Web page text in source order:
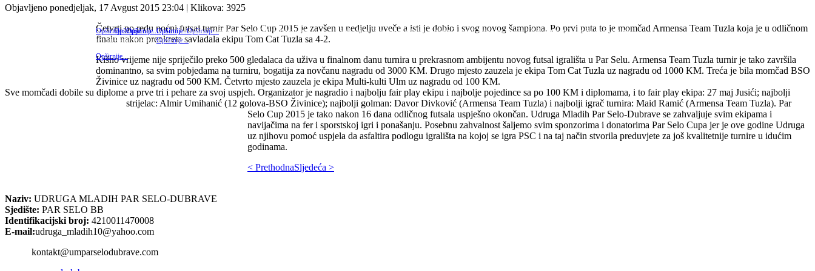
Sv. Nikola je svetac katoličke i pravoslavne crkve, između ostalog zaštitnik djece i pomoraca. Na dan Sv. Nikole sva djeca su zadovoljna i vesela jer ih on posjećuje i dariva raznim slatkim poklončićima...
Opširnije...
Jedna lijepa vijest dolazi iz naše lokalne zajednice. Naime, danas je u prostorijama MZ Par Selo, održana Osnivačka skupština Udruge žena Par Sela i
Dubrava. Novonastalo udruženje rezultat je rada na...
Opširnije...
Večeras je u prostorijama MZ Par Selo održan prvi sastanak žena sa područja MZ Par Selo i D. Dubrava, s ciljem formiranja Udruge žena koja će djelovati u našim lokalnim zajednicama ali i...
Opširnije...
Ovih dana priveden je kraju projekat uređenja izvorišta "Pilipova česma" i autobusnog stajališta Orašje. Ovo je nastavak rada na izgradnji nadstrešnica na svim autobuskim stajalištima u smjeru...
Opširnije...
Dragi naši, ovim putem vas obavještavamo o aktivnostima u naselju Orašje (MZ Par Selo).
Naime, već duže vrijeme postoji ideja i inicijativa da se asfaltira makadamski put niz Ljeskovice, čime bi bio asfaltom spojen čitav put kroz selo Orašje. Ovih dana priča dobija svoj vrhunac,
jer mještani Orašja uveliko rade...
Opširnije...
Sv. Nikola je svetac katoličke i pravoslavne crkve, između ostalog zaštitnik djece i pomoraca. Na dan Sv. Nikole sva djeca su zadovoljna i vesela jer ih on posjećuje i dariva raznim slatkim...
Opširnije...
Dan 25. listopad se u Federaciji BiH obilježava kao Dan penzionera. Povodom ovog datuma Udruženje penzionera Par Selo je napravilo prigodnu zakusku za svoje članove u prostorijama MZ Par Selo....
Opširnije...
Nakon izgradnje prve autobuske nadstrešnice koja je pobrala mnogo pozitivnih komentara i čija je vijest o izgradnji prenesena na skoro svim važnijim portalima, Udruga mladih Par...
Opširnije...
Udruga mladih Par Selo-Dubrave je ispunila jednu od svojih dugogodišnjih ideja koju je nastojala realizirati, a to je izgradnja prve autobuske nadstrešnice u svojoj lokalnoj zajednici. Udruga je...
Opširnije...
Objavljeno ponedjeljak, 17 Avgust 2015 23:04 | Klikova: 3925
Četvrti po redu noćni futsal turnir Par Selo Cup 2015 je zavšen u nedjelju uveče a isti je dobio i svog novog šampiona. Po prvi puta to je momčad Armensa Team Tuzla koja je u odličnom
finalu nakon preokreta savladala ekipu Tom Cat Tuzla sa 4-2.
Kišno vrijeme nije spriječilo preko 500 gledalaca da uživa u finalnom danu turnira u prekrasnom ambijentu novog futsal igrališta u Par Selu. Armensa Team Tuzla turnir je tako završila
dominantno, sa svim pobjedama na turniru, bogatija za novčanu nagradu od 3000 KM. Drugo mjesto zauzela je ekipa Tom Cat Tuzla uz nagradu od 1000 KM. Treća je bila momčad BSO
Živinice uz nagradu od 500 KM. Četvrto mjesto zauzela je ekipa Multi-kulti Ulm uz nagradu od 100 KM.
Sve momčadi dobile su diplome a prve tri i pehare za svoj uspjeh. Organizator je nagradio i najbolju fair play ekipu i najbolje pojedince sa po 100 KM i diplomama, i to fair play ekipa: 27 maj Jusići; najbolji
strijelac: Almir Umihanić (12 golova-BSO Živinice); najbolji golman: Davor Divković (Armensa Team Tuzla) i najbolji igrač turnira: Maid Ramić (Armensa Team Tuzla). Par
Selo Cup 2015 je tako nakon 16 dana odličnog futsala uspješno okončan. Udruga Mladih Par Selo-Dubrave se zahvaljuje svim ekipama i
navijačima na fer i sporstskoj igri i ponašanju. Posebnu zahvalnost šaljemo svim sponzorima i donatorima Par Selo Cupa jer je ove godine Udruga
uz njihovu pomoć uspjela da asfaltira podlogu igrališta na kojoj se igra PSC i na taj način stvorila preduvjete za još kvalitetnije turnire u idućim
godinama.
< PrethodnaSljedeća >
Naziv: UDRUGA MLADIH PAR SELO-DUBRAVE
Sjedište: PAR SELO BB
Identifikacijski broj: 4210011470008
E-mail:udruga_mladih10@yahoo.com
kontakt@umparselodubrave.com